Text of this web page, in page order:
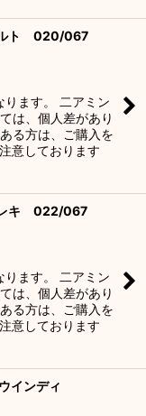
ルト 020/067
ます。 二アミン
は、個人差があり
る方は、ご購入を
意しております
レキ 022/067
ます。 二アミン
は、個人差があり
る方は、ご購入を
意しております
ウインディ